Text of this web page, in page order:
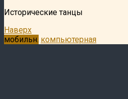
Исторические танцы
Наверх
мобильн. компьютерная